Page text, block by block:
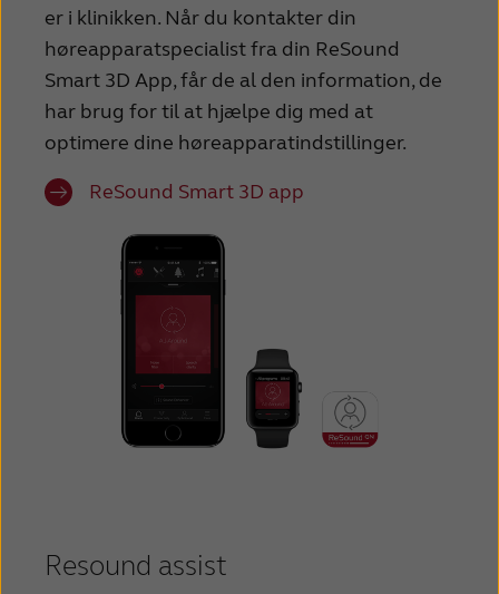
er i klinikken. Når du kontakter din
høreapparatspecialist fra din ReSound
Smart 3D App, får de al den information, de
har brug for til at hjælpe dig med at
optimere dine høreapparatindstillinger.
ReSound Smart 3D app
Resound assist